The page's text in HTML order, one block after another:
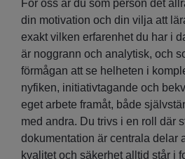
För oss är du som person det
din motivation och din vilja att
exakt vilken erfarenhet du har i
är noggrann och analytisk, och
förmågan att se helheten i
nyfiken, initiativtagande och
eget arbete framåt, både
med andra. Du trivs i en roll där
dokumentation är centrala delar
kvalitet och säkerhet alltid står i